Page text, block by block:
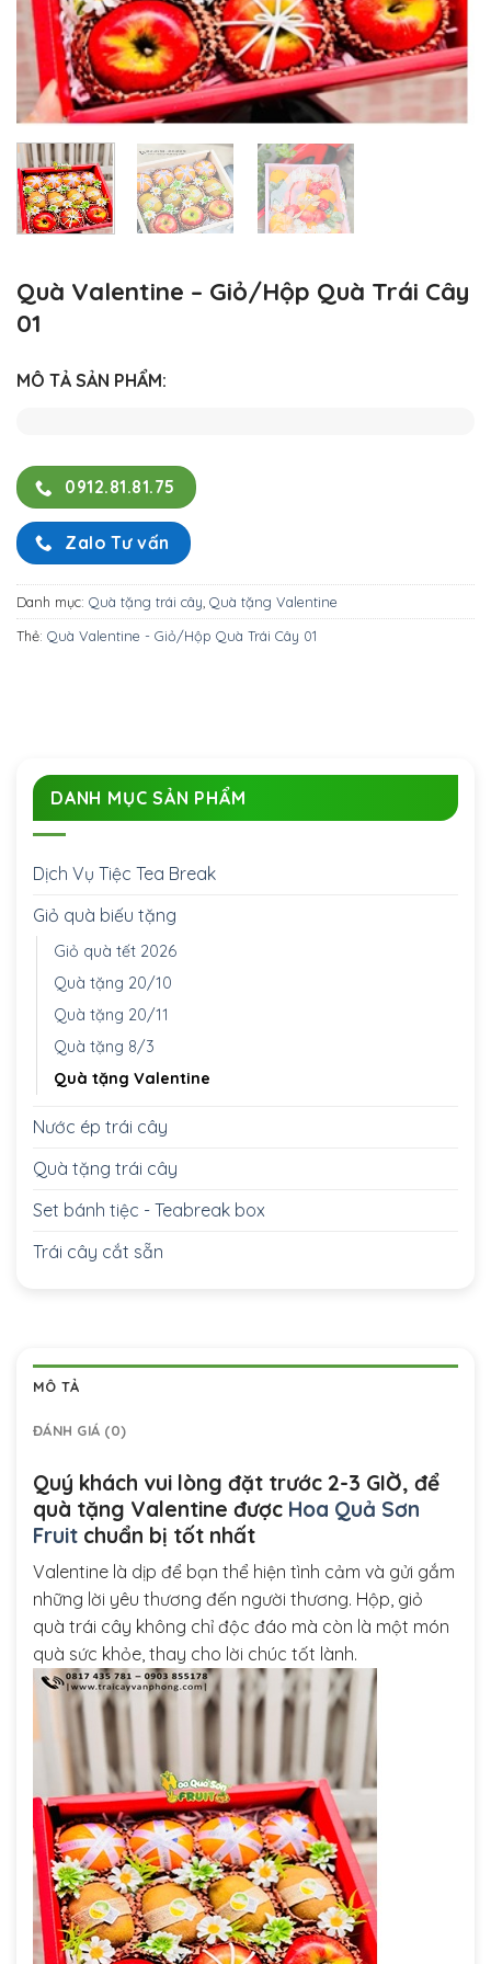
Quà Valentine – Giỏ/Hộp Quà Trái Cây
01
MÔ TẢ SẢN PHẨM:
0912.81.81.75
Zalo Tư vấn
Danh mục: Quà tặng trái cây, Quà tặng Valentine
Thẻ: Quà Valentine - Giỏ/Hộp Quà Trái Cây 01
DANH MỤC SẢN PHẨM
Dịch Vụ Tiệc Tea Break
Giỏ quà biếu tặng
Giỏ quà tết 2026
Quà tặng 20/10
Quà tặng 20/11
Quà tặng 8/3
Quà tặng Valentine
Nước ép trái cây
Quà tặng trái cây
Set bánh tiệc - Teabreak box
Trái cây cắt sẵn
MÔ TẢ
ĐÁNH GIÁ (0)
Quý khách vui lòng đặt trước 2-3 GIỜ, để
quà tặng Valentine được Hoa Quả Sơn
Fruit chuẩn bị tốt nhất
Valentine là dịp để bạn thể hiện tình cảm và gửi gắm
những lời yêu thương đến người thương. Hộp, giỏ
quà trái cây không chỉ độc đáo mà còn là một món
quà sức khỏe, thay cho lời chúc tốt lành.